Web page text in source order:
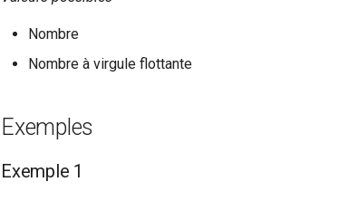
Nombre
Nombre à virgule flottante
Exemples
Exemple 1